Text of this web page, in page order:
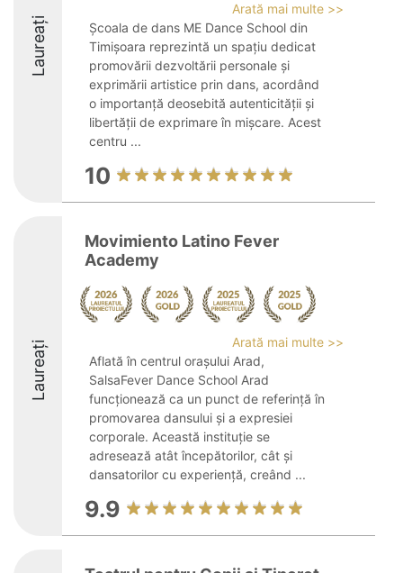
Laureați
Arată mai multe >>
Şcoala de dans ME Dance School din
Timişoara reprezintă un spaţiu dedicat
promovării dezvoltării personale şi
exprimării artistice prin dans, acordând
o importanţă deosebită autenticităţii şi
libertăţii de exprimare în mişcare. Acest
centru ...
10
Laureați
Movimiento Latino Fever
Academy
Arată mai multe >>
Aflată în centrul orașului Arad,
SalsaFever Dance School Arad
funcționează ca un punct de referință în
promovarea dansului și a expresiei
corporale. Această instituție se
adresează atât începătorilor, cât și
dansatorilor cu experiență, creând ...
9.9